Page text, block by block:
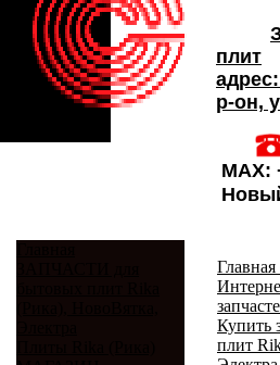
плит
адрес:
р-он,
MAX:
Главная
Купить
плит